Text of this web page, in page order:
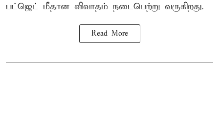
பட்ஜெட் மீதான விவாதம் நடைபெற்று வருகிறது.
Read More